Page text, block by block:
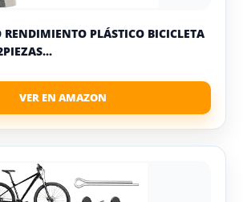
RENDIMIENTO PLÁSTICO BICICLETA